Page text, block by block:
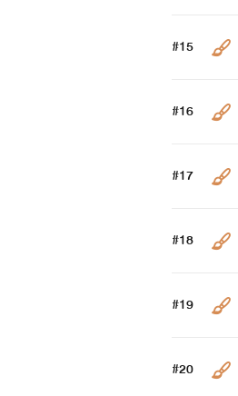
#15
#16
#17
#18
#19
#20